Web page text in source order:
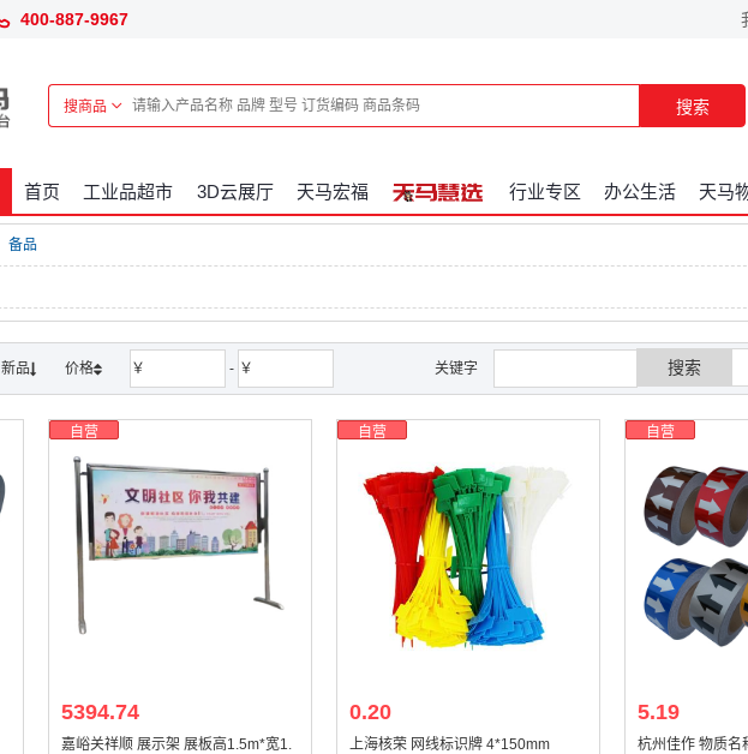
400-887-9967
搜商品 搜索
首页 工业品超市 3D云展厅 天马宏福 行业专区 办公生活 天马
备品
新品 价格 ￥ - ￥ 关键字 搜索
5394.74
嘉峪关祥顺 展示架 展板高1.5m*宽1.
自营
0.20
上海核荣 网线标识牌 4*150mm
自营
5.19
杭州佳作 物质
自营